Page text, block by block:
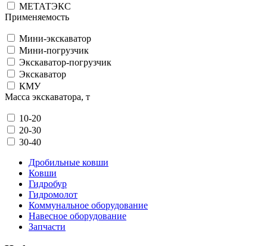
МЕТАТЭКС
Применяемость
Мини-экскаватор
Мини-погрузчик
Экскаватор-погрузчик
Экскаватор
КМУ
Масса экскаватора, т
10-20
20-30
30-40
Дробильные ковши
Ковши
Гидробур
Гидромолот
Коммунальное оборудование
Навесное оборудование
Запчасти